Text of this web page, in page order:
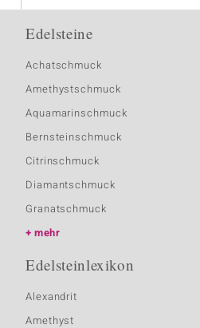
Edelsteine
Achatschmuck
Amethystschmuck
Aquamarinschmuck
Bernsteinschmuck
Citrinschmuck
Diamantschmuck
Granatschmuck
mehr
Edelsteinlexikon
Alexandrit
Amethyst